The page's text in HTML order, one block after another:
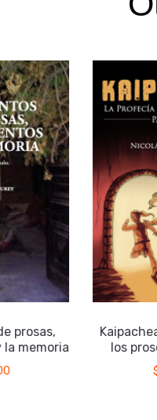
prosas,
memoria
los
$